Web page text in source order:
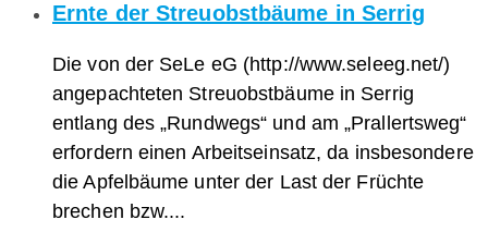
Ernte der Streuobstbäume in Serrig
Die von der SeLe eG (http://www.seleeg.net/)
angepachteten Streuobstbäume in Serrig
entlang des „Rundwegs“ und am „Prallertsweg“
erfordern einen Arbeitseinsatz, da insbesondere
die Apfelbäume unter der Last der Früchte
brechen bzw....